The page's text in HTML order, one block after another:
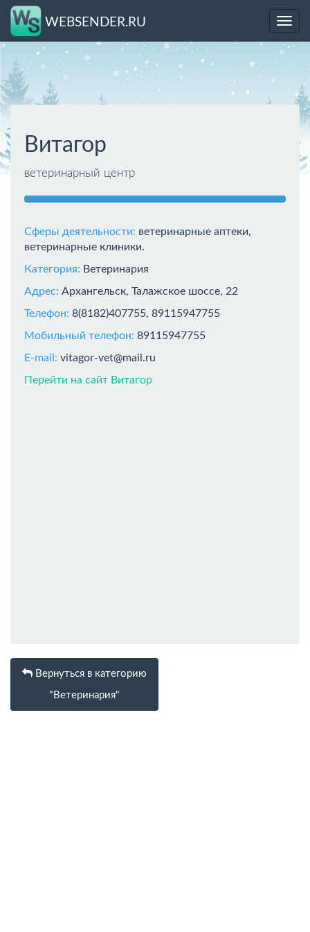
WEBSENDER.RU
Витагор
ветеринарный центр
Сферы деятельности: ветеринарные аптеки,
ветеринарные клиники.
Категория: Ветеринария
Адрес: Архангельск, Талажское шоссе, 22
Телефон: 8(8182)407755, 89115947755
Мобильный телефон: 89115947755
E-mail: vitagor-vet@mail.ru
Перейти на сайт Витагор
Вернуться в категорию
"Ветеринария"